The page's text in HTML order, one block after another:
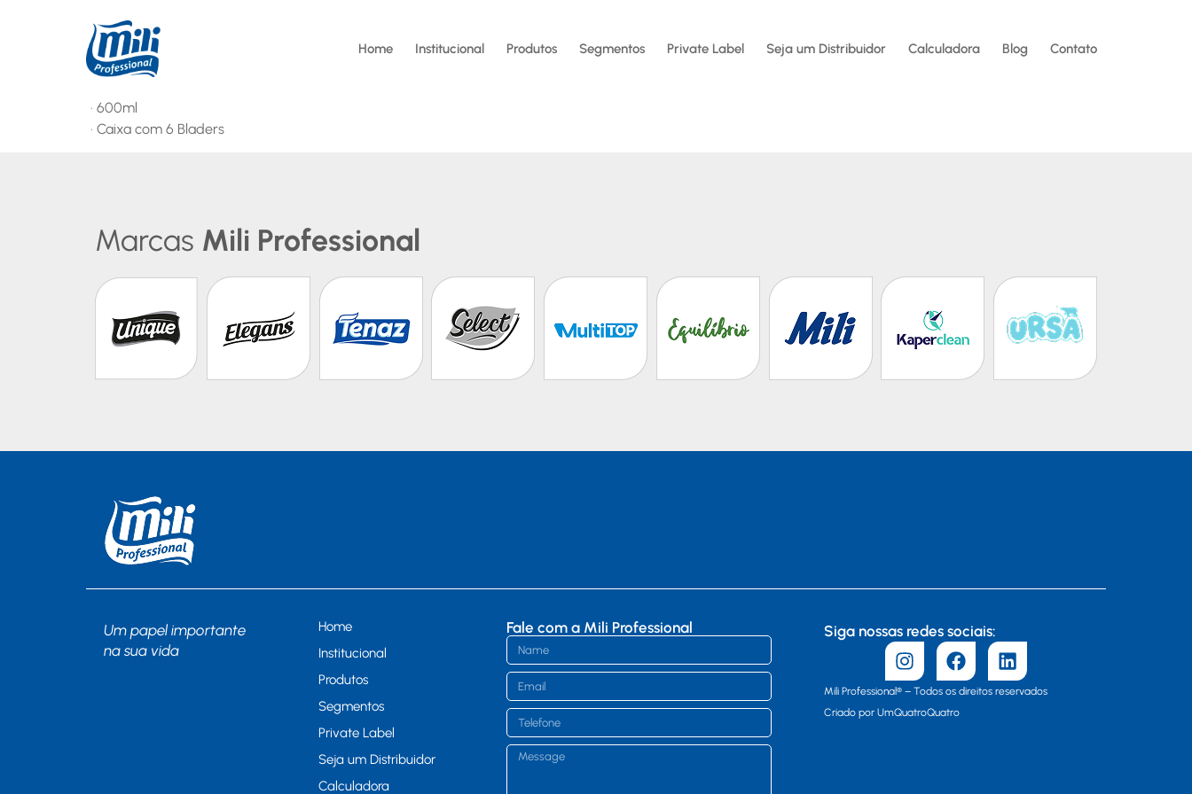
Home Institucional Produtos Segmentos Private Label Seja um Distribuidor Calculadora Blog Contato
· 600ml
· Caixa com 6 Bladers
Marcas Mili Professional
Um papel importante
na sua vida
Home
Institucional
Produtos
Segmentos
Private Label
Seja um Distribuidor
Calculadora
Fale com a Mili Professional Siga nossas redes sociais:
Mili Professional® – Todos os direitos reservados
Criado por UmQuatroQuatro